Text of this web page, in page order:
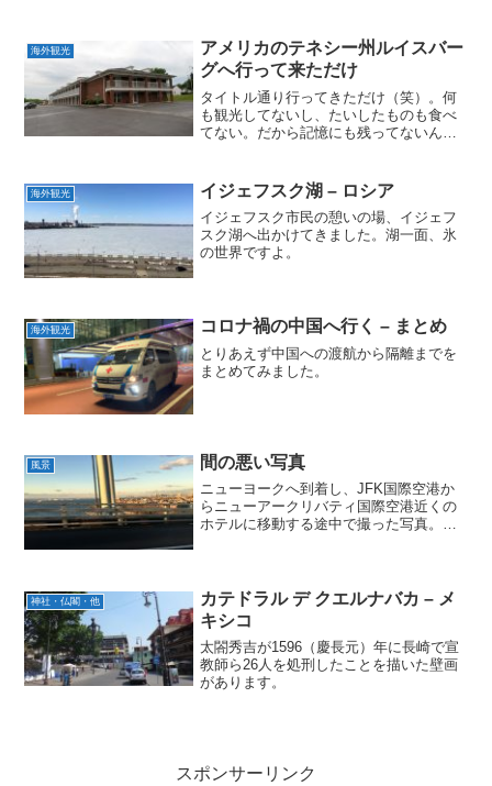
海外観光
アメリカのテネシー州ルイスバー
グへ行って来ただけ
タイトル通り行ってきただけ（笑）。何
も観光してないし、たいしたものも食べ
てない。だから記憶にも残ってないんで
海外観光 イジェフスク湖 – ロシア
イジェフスク市民の憩いの場、イジェフ
スク湖へ出かけてきました。湖一面、氷
の世界ですよ。
海外観光 コロナ禍の中国へ行く – まとめ
とりあえず中国への渡航から隔離までを
まとめてみました。
風景 間の悪い写真
ニューヨークへ到着し、JFK国際空港か
らニューアークリバティ国際空港近くの
ホテルに移動する途中で撮った写真。橋
神社・仏閣・他
カテドラル デ クエルナバカ – メ
キシコ
太閤秀吉が1596（慶長元）年に長崎で宣
教師ら26人を処刑したことを描いた壁画
があります。
スポンサーリンク